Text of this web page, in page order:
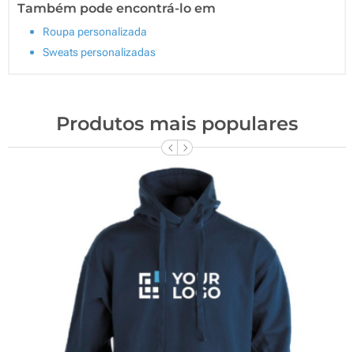
Também pode encontrá-lo em
Roupa personalizada
Sweats personalizadas
Produtos mais populares